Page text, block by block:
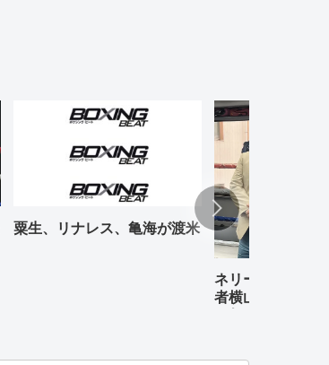
粟生、リナレス、亀海が渡米
ネリーカシメロ
者横山葵海も出